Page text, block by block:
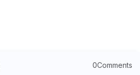
0Comments